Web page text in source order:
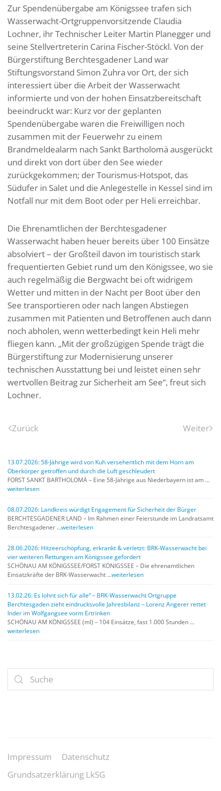
Zur Spendenübergabe am Königssee trafen sich
Wasserwacht-Ortgruppenvorsitzende Claudia
Lochner, ihr Technischer Leiter Martin Planegger und
seine Stellvertreterin Carina Fischer-Stöckl. Von der
Bürgerstiftung Berchtesgadener Land war
Stiftungsvorstand Simon Zuhra vor Ort, der sich
interessiert über die Arbeit der Wasserwacht
informierte und von der hohen Einsatzbereitschaft
beeindruckt war: Kurz vor der geplanten
Spendenübergabe waren die Freiwilligen noch
zusammen mit der Feuerwehr zu einem
Brandmeldealarm nach Sankt Bartholomä ausgerückt
und direkt von dort über den See wieder
zurückgekommen; der Tourismus-Hotspot, das
Südufer in Salet und die Anlegestelle in Kessel sind im
Notfall nur mit dem Boot oder per Heli erreichbar.
Die Ehrenamtlichen der Berchtesgadener
Wasserwacht haben heuer bereits über 100 Einsätze
absolviert – der Großteil davon im touristisch stark
frequentierten Gebiet rund um den Königssee, wo sie
auch regelmäßig die Bergwacht bei oft widrigem
Wetter und mitten in der Nacht per Boot über den
See transportieren oder nach langen Abstiegen
zusammen mit Patienten und Betroffenen auch dann
noch abholen, wenn wetterbedingt kein Heli mehr
fliegen kann. „Mit der großzügigen Spende trägt die
Bürgerstiftung zur Modernisierung unserer
technischen Ausstattung bei und leistet einen sehr
wertvollen Beitrag zur Sicherheit am See“, freut sich
Lochner.
Zurück Weiter
13.07.2026: 58-Jährige wird von Kuh versehentlich mit dem Horn am
Oberkörper getroffen und durch die Luft geschleudert
FORST SANKT BARTHOLOMÄ – Eine 58-Jährige aus Niederbayern ist am …
weiterlesen
08.07.2026: Landkreis würdigt Engagement für Sicherheit der Bürger
BERCHTESGADENER LAND – Im Rahmen einer Feierstunde im Landratsamt
Berchtesgadener …weiterlesen
28.06.2026: Hitzeerschöpfung, erkrankt & verletzt: BRK-Wasserwacht bei
vier weiteren Rettungen am Königssee gefordert
SCHÖNAU AM KÖNIGSSEE/FORST KÖNIGSSEE – Die ehrenamtlichen
Einsatzkräfte der BRK-Wasserwacht …weiterlesen
13.02.26: Es lohnt sich für alle“ – BRK-Wasserwacht Ortgruppe
Berchtesgaden zieht eindrucksvolle Jahresbilanz – Lorenz Angerer rettet
Inder im Wolfgangsee vorm Ertrinken
SCHÖNAU AM KÖNIGSSEE (ml) – 104 Einsätze, fast 1.000 Stunden …
weiterlesen
Impressum
Datenschutz
Grundsatzerklärung LkSG